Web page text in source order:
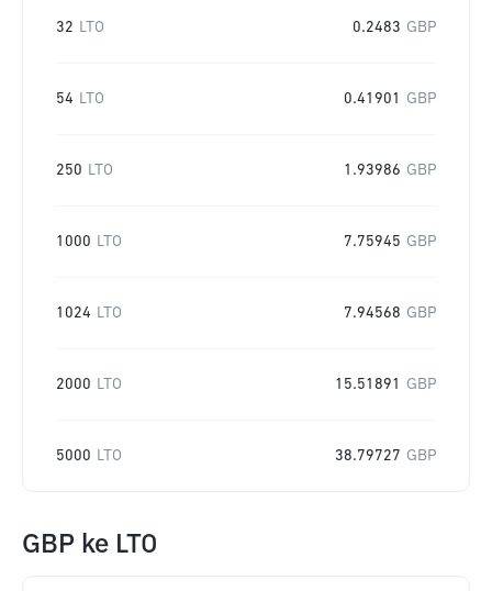
32 LTO 0.2483 GBP
54 LTO 0.41901 GBP
250 LTO 1.93986 GBP
1000 LTO 7.75945 GBP
1024 LTO 7.94568 GBP
2000 LTO 15.51891 GBP
5000 LTO 38.79727 GBP
GBP ke LTO